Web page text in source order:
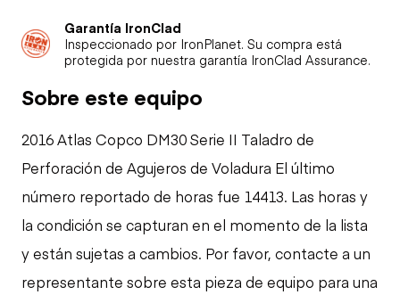
Garantía IronClad
Inspeccionado por IronPlanet. Su compra está
protegida por nuestra garantía IronClad Assurance.
Sobre este equipo
2016 Atlas Copco DM30 Serie II Taladro de
Perforación de Agujeros de Voladura El último
número reportado de horas fue 14413. Las horas y
la condición se capturan en el momento de la lista
y están sujetas a cambios. Por favor, contacte a un
representante sobre esta pieza de equipo para una